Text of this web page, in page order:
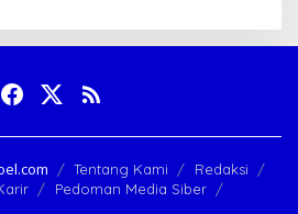
Tentang Kami
Redaksi
Pedoman Media Siber